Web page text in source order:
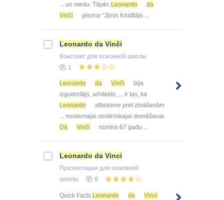
... un medu. Tāpēc Leonardo
da
Vinči
glezna “Jānis Kristītājs ...
Leonardo da Vinči
Конспект для основной школы
1
Leonardo da Vinči
bija
izgudrotājs, arhitekts, ... ir tas, ka
Leonardo
attieksme pret zināšanām
... modernajai zinātniskajai domāšanai.
Da
Vinči nomira 67 gadu ...
Leonardo da Vinci
Презентация для основной
школы
9
Quick Facts Leonardo da
Vinci